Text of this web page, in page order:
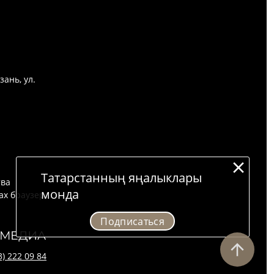
Татарстанның яңалыклары
монда
Подписаться
ул.
браузера.
222 09 84